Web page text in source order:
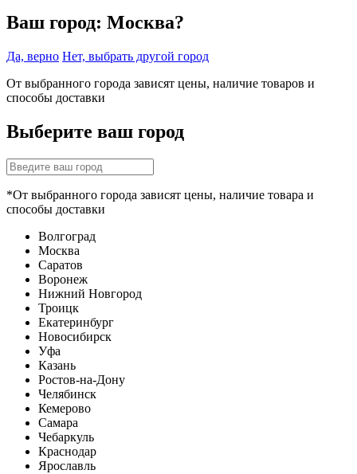
Ваш город: Москва?
Да, верно Нет, выбрать другой город
От выбранного города зависят цены, наличие товаров и
способы доставки
Выберите ваш город
*От выбранного города зависят цены, наличие товара и
способы доставки
Волгоград
Москва
Саратов
Воронеж
Нижний Новгород
Троицк
Екатеринбург
Новосибирск
Уфа
Казань
Ростов-на-Дону
Челябинск
Кемерово
Самара
Чебаркуль
Краснодар
Ярославль